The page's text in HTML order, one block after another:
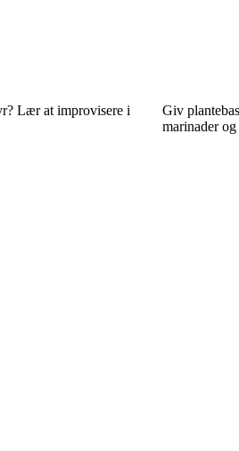
Lær at improvisere i
Giv
marinader og